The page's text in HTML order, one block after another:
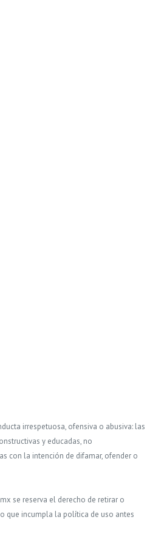
irrespetuosa, ofensiva o abusiva: las
y educadas, no
con la intención de difamar, ofender o
se reserva el derecho de retirar o
que incumpla la política de uso antes